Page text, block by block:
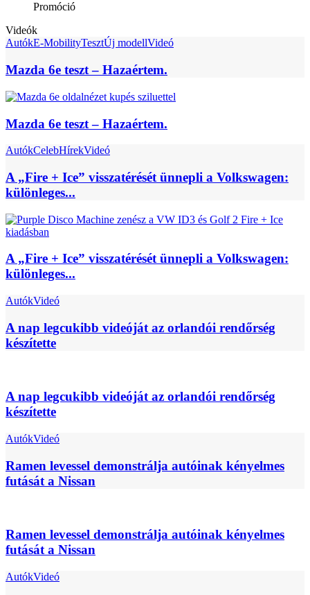
Promóció
Videók
AutókE-MobilityTesztÚj modellVideó
Mazda 6e teszt – Hazaértem.
Mazda 6e teszt – Hazaértem.
AutókCelebHírekVideó
A „Fire + Ice” visszatérését ünnepli a Volkswagen:
különleges...
A „Fire + Ice” visszatérését ünnepli a Volkswagen:
különleges...
AutókVideó
A nap legcukibb videóját az orlandói rendőrség
készítette
A nap legcukibb videóját az orlandói rendőrség
készítette
AutókVideó
Ramen levessel demonstrálja autóinak kényelmes
futását a Nissan
Ramen levessel demonstrálja autóinak kényelmes
futását a Nissan
AutókVideó